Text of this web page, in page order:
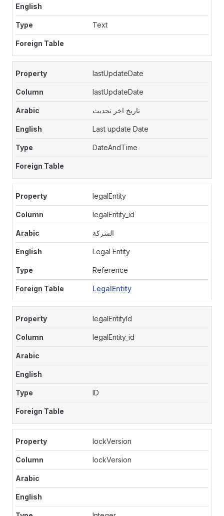
Text
lastUpdateDate
lastUpdateDate
تاريخ اخر تحديث
Last update Date
DateAndTime
legalEntity
legalEntity_id
الشركة
Legal Entity
Reference
LegalEntity
legalEntityId
legalEntity_id
ID
lockVersion
lockVersion